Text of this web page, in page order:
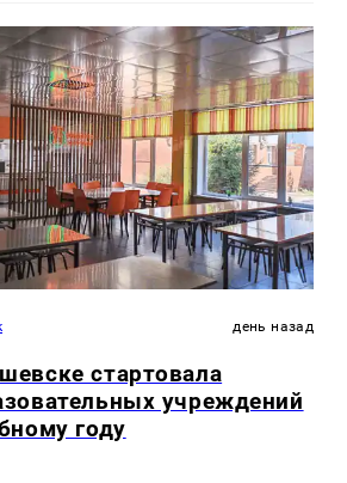
день назад
стартовала
учреждений
году